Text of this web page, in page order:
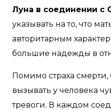
Луна в соединении с
указывать на то, что
авторитарным
большие надежды в
Помимо страха смерти,
вызывать у человека
тревоги. В каждом